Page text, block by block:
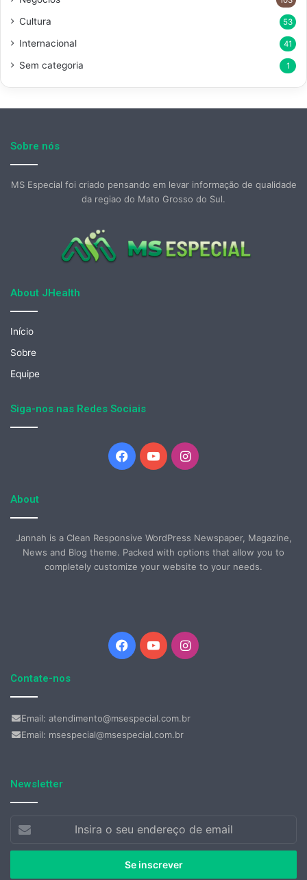
Cultura 53
Internacional 41
Sem categoria 1
Sobre nós
MS Especial foi criado pensando em levar informação de qualidade
da regiao do Mato Grosso do Sul.
About JHealth
Início
Sobre
Equipe
Siga-nos nas Redes Sociais
Facebook
YouTubeInstagram
About
Jannah is a Clean Responsive WordPress Newspaper, Magazine,
News and Blog theme. Packed with options that allow you to
completely customize your website to your needs.
Facebook
YouTubeInstagram
Contate-nos
Email: atendimento@msespecial.com.br
Email: msespecial@msespecial.com.br
Newsletter
seu